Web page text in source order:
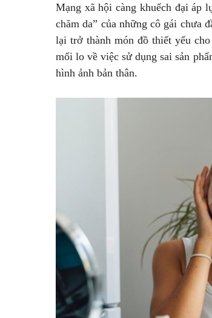
Mạng xã hội càng khuếch đại áp
chăm da” của những cô gái chưa
lại trở thành món đồ thiết yếu
mối lo về việc sử dụng sai sản
hình ảnh bản thân.